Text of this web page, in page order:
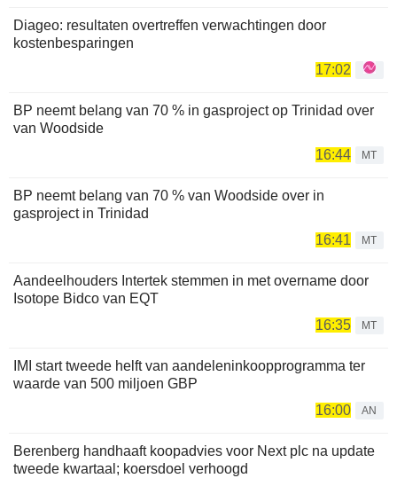
Diageo: resultaten overtreffen verwachtingen door
kostenbesparingen
17:02
BP neemt belang van 70 % in gasproject op Trinidad over
van Woodside
16:44
MT
BP neemt belang van 70 % van Woodside over in
gasproject in Trinidad
16:41
MT
Aandeelhouders Intertek stemmen in met overname door
Isotope Bidco van EQT
16:35
MT
IMI start tweede helft van aandeleninkoopprogramma ter
waarde van 500 miljoen GBP
16:00
AN
Berenberg handhaaft koopadvies voor Next plc na update
tweede kwartaal; koersdoel verhoogd